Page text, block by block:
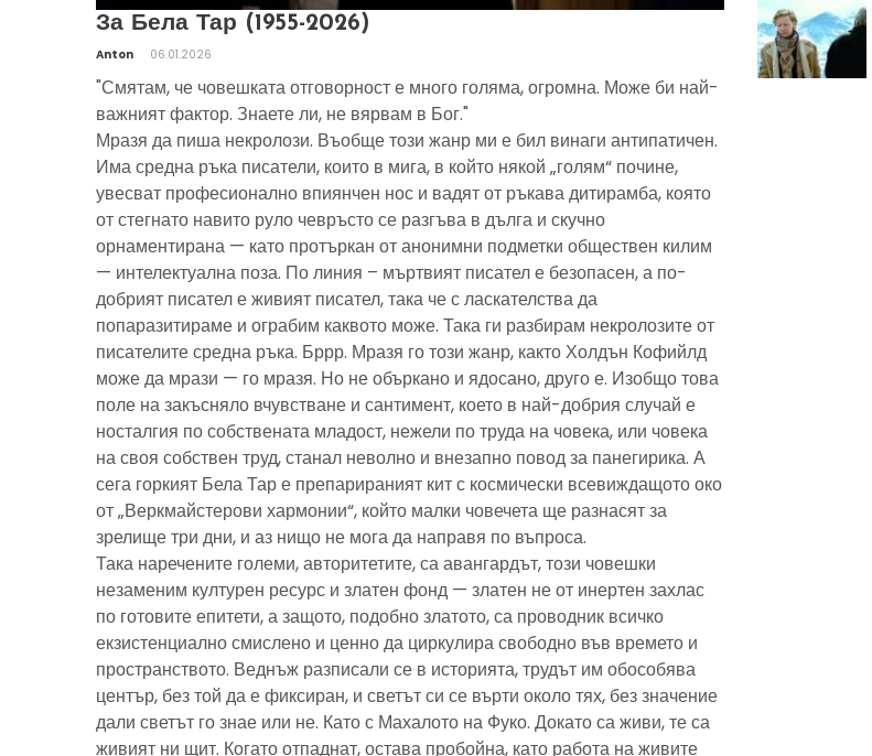
За Бела Тар (1955-2026)
Anton 06.01.2026
"Смятам, че човешката отговорност е много голяма, огромна. Може би най-
важният фактор. Знаете ли, не вярвам в Бог."
Мразя да пиша некролози. Въобще този жанр ми е бил винаги антипатичен.
Има средна ръка писатели, които в мига, в който някой „голям“ почине,
увесват професионално впиянчен нос и вадят от ръкава дитирамба, която
от стегнато навито руло чевръсто се разгъва в дълга и скучно
орнаментирана — като протъркан от анонимни подметки обществен килим
— интелектуална поза. По линия – мъртвият писател е безопасен, а по-
добрият писател е живият писател, така че с ласкателства да
попаразитираме и ограбим каквото може. Така ги разбирам некролозите от
писателите средна ръка. Бррр. Мразя го този жанр, както Холдън Кофийлд
може да мрази — го мразя. Но не объркано и ядосано, друго е. Изобщо това
поле на закъсняло вчувстване и сантимент, което в най-добрия случай е
носталгия по собствената младост, нежели по труда на човека, или човека
на своя собствен труд, станал неволно и внезапно повод за панегирика. А
сега горкият Бела Тар е препарираният кит с космически всевиждащото око
от „Веркмайстерови хармонии“, който малки човечета ще разнасят за
зрелище три дни, и аз нищо не мога да направя по въпроса.
Така наречените големи, авторитетите, са авангардът, този човешки
незаменим културен ресурс и златен фонд — златен не от инертен захлас
по готовите епитети, а защото, подобно златото, са проводник всичко
екзистенциално смислено и ценно да циркулира свободно във времето и
пространството. Веднъж разписали се в историята, трудът им обособява
център, без той да е фиксиран, и светът си се върти около тях, без значение
дали светът го знае или не. Като с Махалото на Фуко. Докато са живи, те са
живият ни щит. Когато отпаднат, остава пробойна, като работа на живите